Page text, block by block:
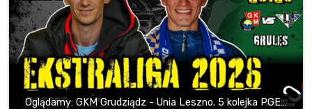
Oglądamy: GKM Grudziądz - Unia Leszno. 5 kolejka PGE…